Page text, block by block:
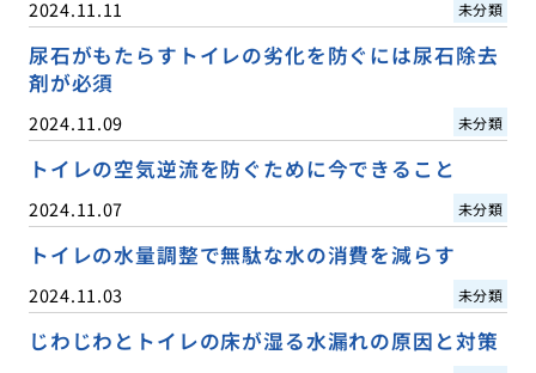
2024.11.11 未分類
尿石がもたらすトイレの劣化を防ぐには尿石除去
剤が必須
2024.11.09 未分類
トイレの空気逆流を防ぐために今できること
2024.11.07 未分類
トイレの水量調整で無駄な水の消費を減らす
2024.11.03 未分類
じわじわとトイレの床が湿る水漏れの原因と対策